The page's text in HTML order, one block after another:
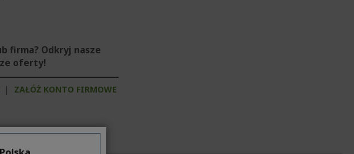
firma? Odkryj nasze
oferty!
| ZAŁÓŻ KONTO FIRMOWE